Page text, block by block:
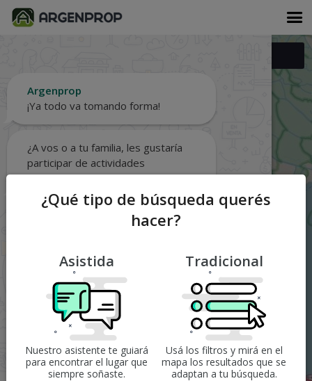
Argenprop
¡Ya todo va tomando forma!
¿A vos o a tu familia, les gustaría
participar de actividades
deportivas?
¿Qué conviene?
Entiendo, entonces tendría que
tener...
8
¿Qué tipo de búsqueda querés
hacer?
Asistida
Nuestro asistente te guiará
para encontrar el lugar que
siempre soñaste.
Tradicional
Usá los filtros y mirá en el
mapa los resultados que se
adaptan a tu búsqueda.